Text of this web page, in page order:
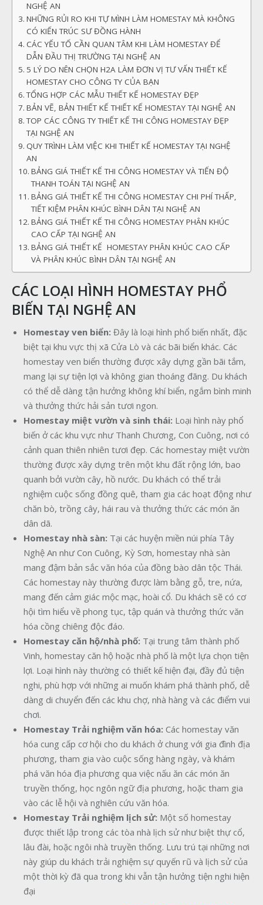
NGHỆ AN
NHỮNG RỦI RO KHI TỰ MÌNH LÀM HOMESTAY MÀ KHÔNG
CÓ KIẾN TRÚC SƯ ĐỒNG HÀNH
CÁC YẾU TỐ CẦN QUAN TÂM KHI LÀM HOMESTAY ĐỂ
DẪN ĐẦU THỊ TRƯỜNG TẠI NGHỆ AN
5 LÝ DO NÊN CHỌN H2A LÀM ĐƠN VỊ TƯ VẤN THIẾT KẾ
HOMESTAY CHO CÔNG TY CỦA BẠN
TỔNG HỢP CÁC MẪU THIẾT KẾ HOMESTAY ĐẸP
BẢN VẼ, BẢN THIẾT KẾ THIẾT KẾ HOMESTAY TẠI NGHỆ AN
TOP CÁC CÔNG TY THIẾT KẾ THI CÔNG HOMESTAY ĐẸP
TẠI NGHỆ AN
QUY TRÌNH LÀM VIỆC KHI THIẾT KẾ HOMESTAY TẠI NGHỆ
AN
BẢNG GIÁ THIẾT KẾ THI CÔNG HOMESTAY VÀ TIẾN ĐỘ
THANH TOÁN TẠI NGHỆ AN
BẢNG GIÁ THIẾT KẾ THI CÔNG HOMESTAY CHI PHÍ THẤP,
TIẾT KIỆM PHÂN KHÚC BÌNH DÂN TẠI NGHỆ AN
BẢNG GIÁ THIẾT KẾ THI CÔNG HOMESTAY PHÂN KHÚC
CAO CẤP TẠI NGHỆ AN
BẢNG GIÁ THIẾT KẾ HOMESTAY PHÂN KHÚC CAO CẤP
VÀ PHÂN KHÚC BÌNH DÂN TẠI NGHỆ AN
CÁC LOẠI HÌNH HOMESTAY PHỔ
BIẾN TẠI NGHỆ AN
Homestay ven biển: Đây là loại hình phổ biến nhất, đặc
biệt tại khu vực thị xã Cửa Lò và các bãi biển khác. Các
homestay ven biển thường được xây dựng gần bãi tắm,
mang lại sự tiện lợi và không gian thoáng đãng. Du khách
có thể dễ dàng tận hưởng không khí biển, ngắm bình minh
và thưởng thức hải sản tươi ngon.
Homestay miệt vườn và sinh thái: Loại hình này phổ
biến ở các khu vực như Thanh Chương, Con Cuông, nơi có
cảnh quan thiên nhiên tươi đẹp. Các homestay miệt vườn
thường được xây dựng trên một khu đất rộng lớn, bao
quanh bởi vườn cây, hồ nước. Du khách có thể trải
nghiệm cuộc sống đồng quê, tham gia các hoạt động như
chăn bò, trồng cây, hái rau và thưởng thức các món ăn
dân dã.
Homestay nhà sàn: Tại các huyện miền núi phía Tây
Nghệ An như Con Cuông, Kỳ Sơn, homestay nhà sàn
mang đậm bản sắc văn hóa của đồng bào dân tộc Thái.
Các homestay này thường được làm bằng gỗ, tre, nứa,
mang đến cảm giác mộc mạc, hoài cổ. Du khách sẽ có cơ
hội tìm hiểu về phong tục, tập quán và thưởng thức văn
hóa cồng chiêng độc đáo.
Homestay căn hộ/nhà phố: Tại trung tâm thành phố
Vinh, homestay căn hộ hoặc nhà phố là một lựa chọn tiện
lợi. Loại hình này thường có thiết kế hiện đại, đầy đủ tiện
nghi, phù hợp với những ai muốn khám phá thành phố, dễ
dàng di chuyển đến các khu chợ, nhà hàng và các điểm vui
chơi.
Homestay Trải nghiệm văn hóa: Các homestay văn
hóa cung cấp cơ hội cho du khách ở chung với gia đình địa
phương, tham gia vào cuộc sống hàng ngày, và khám
phá văn hóa địa phương qua việc nấu ăn các món ăn
truyền thống, học ngôn ngữ địa phương, hoặc tham gia
vào các lễ hội và nghiên cứu văn hóa.
Homestay Trải nghiệm lịch sử: Một số homestay
được thiết lập trong các tòa nhà lịch sử như biệt thự cổ,
lâu đài, hoặc ngôi nhà truyền thống. Lưu trú tại những nơi
này giúp du khách trải nghiệm sự quyến rũ và lịch sử của
một thời kỳ đã qua trong khi vẫn tận hưởng tiện nghi hiện
đại